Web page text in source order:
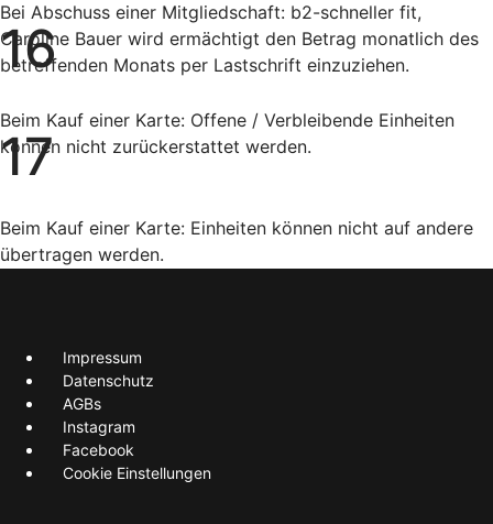
Bei Abschuss einer Mitgliedschaft: b2-schneller fit,
Caroline Bauer wird ermächtigt den Betrag monatlich des
betreffenden Monats per Lastschrift einzuziehen.
16
Beim Kauf einer Karte: Offene / Verbleibende Einheiten
können nicht zurückerstattet werden.
17
Beim Kauf einer Karte: Einheiten können nicht auf andere
übertragen werden.
Impressum
Datenschutz
AGBs
Instagram
Facebook
Cookie Einstellungen